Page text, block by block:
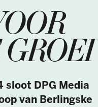
sloot DPG Media
van Berlingske